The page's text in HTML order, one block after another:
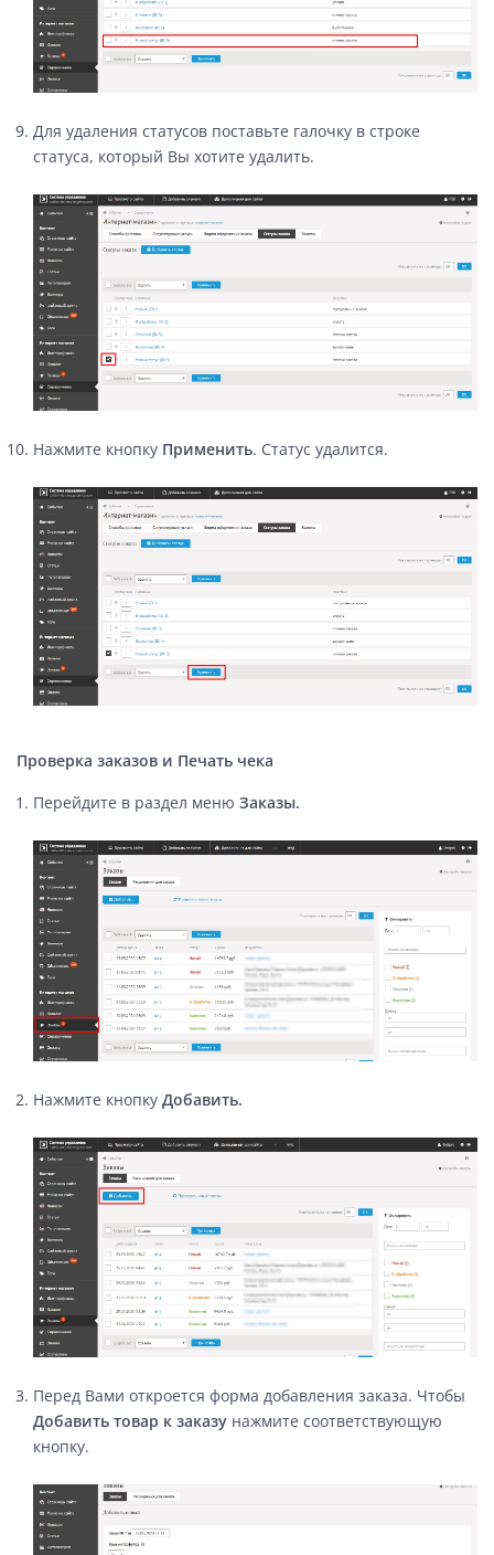
Для удаления статусов поставьте галочку в строке
статуса, который Вы хотите удалить.
Нажмите кнопку Применить. Статус удалится.
Проверка заказов и Печать чека
Перейдите в раздел меню Заказы.
Нажмите кнопку Добавить.
Перед Вами откроется форма добавления заказа. Чтобы
Добавить товар к заказу нажмите соответствующую
кнопку.